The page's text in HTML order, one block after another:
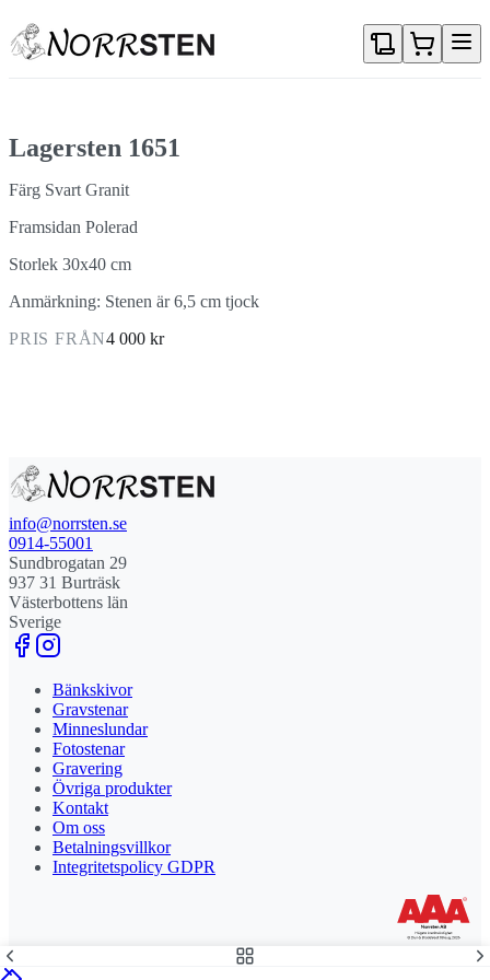
Lagersten 1651
Färg Svart Granit
Framsidan Polerad
Storlek 30x40 cm
Anmärkning: Stenen är 6,5 cm tjock
PRIS FRÅN4 000 kr
info@norrsten.se
0914-55001
Sundbrogatan 29
937 31 Burträsk
Västerbottens län
Sverige
Bänkskivor
Gravstenar
Minneslundar
Fotostenar
Gravering
Övriga produkter
Kontakt
Om oss
Betalningsvillkor
Integritetspolicy GDPR
Stolt leverantör och delägare till Steny AB